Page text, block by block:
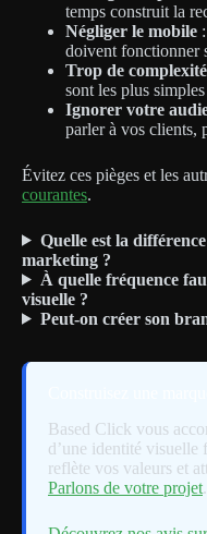
temps construit la
Négliger le mobile
doivent fonctionner
Trop de complexité
sont les plus simples
Ignorer votre
parler à vos clients,
Évitez ces pièges et les
courantes.
Quelle est la
marketing ?
À quelle fréquence
visuelle ?
Peut-on créer son
Based Click vous
d’une identité visuelle
reflète vos valeurs et
Parlons de votre projet.